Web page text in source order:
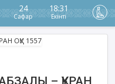
24
Сафар
18:31
Екінті
– ҚҰРАН